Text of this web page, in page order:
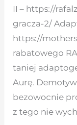
II – https://
gracza-2/
https://
rabatowego
taniej
Aurę.
bezowocnie
z tego nie